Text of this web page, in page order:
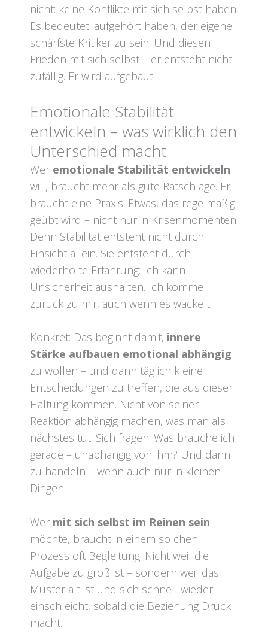
nicht: keine Konflikte mit sich selbst haben.
Es bedeutet: aufgehört haben, der eigene
schärfste Kritiker zu sein. Und diesen
Frieden mit sich selbst – er entsteht nicht
zufällig. Er wird aufgebaut.
Emotionale Stabilität
entwickeln – was wirklich den
Unterschied macht
Wer emotionale Stabilität entwickeln
will, braucht mehr als gute Ratschläge. Er
braucht eine Praxis. Etwas, das regelmäßig
geübt wird – nicht nur in Krisenmomenten.
Denn Stabilität entsteht nicht durch
Einsicht allein. Sie entsteht durch
wiederholte Erfahrung: Ich kann
Unsicherheit aushalten. Ich komme
zurück zu mir, auch wenn es wackelt.
Konkret: Das beginnt damit, innere
Stärke aufbauen emotional abhängig
zu wollen – und dann täglich kleine
Entscheidungen zu treffen, die aus dieser
Haltung kommen. Nicht von seiner
Reaktion abhängig machen, was man als
nächstes tut. Sich fragen: Was brauche ich
gerade – unabhängig von ihm? Und dann
zu handeln – wenn auch nur in kleinen
Dingen.
Wer mit sich selbst im Reinen sein
möchte, braucht in einem solchen
Prozess oft Begleitung. Nicht weil die
Aufgabe zu groß ist – sondern weil das
Muster alt ist und sich schnell wieder
einschleicht, sobald die Beziehung Druck
macht.